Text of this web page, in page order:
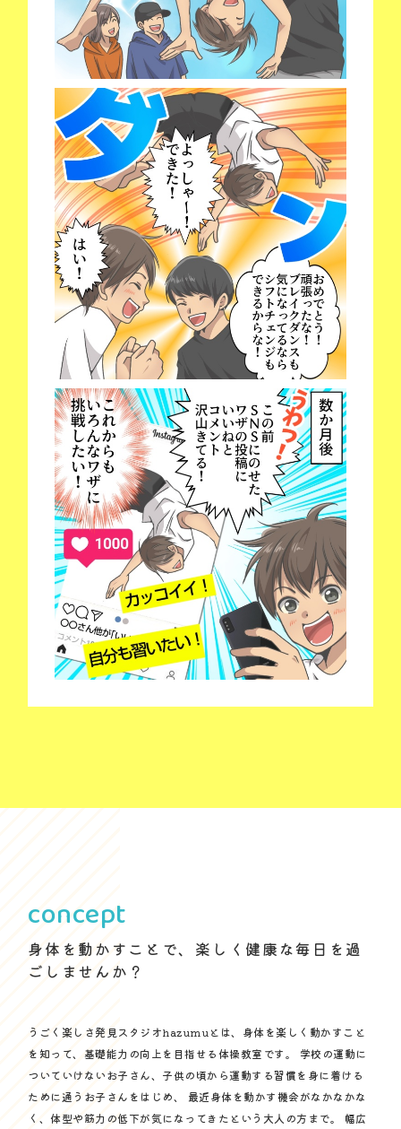
concept
身体を動かすことで、楽しく健康な毎日を過
ごしませんか？
うごく楽しさ発見スタジオhazumuとは、身体を楽しく動かすこと
を知って、基礎能力の向上を目指せる体操教室です。 学校の運動に
ついていけないお子さん、子供の頃から運動する習慣を身に着ける
ために通うお子さんをはじめ、 最近身体を動かす機会がなかなかな
く、体型や筋力の低下が気になってきたという大人の方まで。 幅広